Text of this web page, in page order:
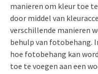
manieren om kleur toe
door middel van
verschillende manieren
behulp van fotobehang.
hoe fotobehang kan
toe te voegen aan een